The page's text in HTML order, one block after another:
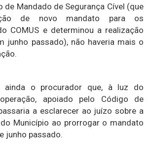
de Mandado de Segurança Cível (que
de novo mandato para os
COMUS e determinou a realização
junho passado), não haveria mais o
ainda o procurador que, à luz do
apoiado pelo Código de
a esclarecer ao juízo sobre a
Município ao prorrogar o mandato
junho passado.